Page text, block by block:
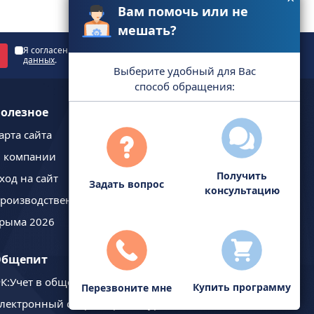
Я согласен сполитикой обработки персональных
данных.
сайта
компании
на сайт
календарь
2026
в общепите
сборник рецептур
Вам помочь или не
мешать?
Выберите удобный для Вас
способ обращения:
Задать вопрос
Получить
консультацию
Перезвоните мне Купить программу